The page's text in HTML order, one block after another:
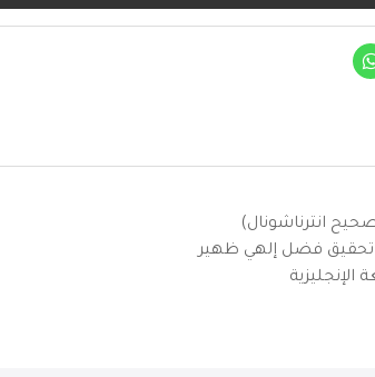
انترناشونال)
– تحقيق فضل إلهي ظهير
الإنجليزية